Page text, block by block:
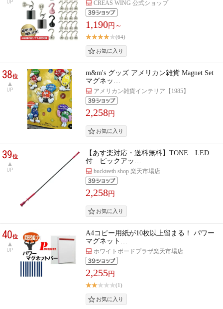
UP CREAS WING 公式ショップ
1,190円～
(64)
38位
UP
m&m's グッズ アメリカン雑貨 Magnet Set
マグネッ…
アメリカン雑貨インテリア【1985】
2,258円
39位
UP
【あす楽対応・送料無料】TONE LED
付 ピックアッ…
buckteeth shop 楽天市場店
2,258円
40位
UP
A4コピー用紙が10枚以上留まる！ パワー
マグネット…
ホワイトボードプラザ楽天市場店
2,255円
(1)